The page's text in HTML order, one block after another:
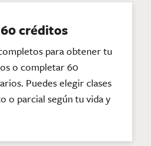
créditos
para obtener tu
o completar 60
Puedes elegir clases
o parcial según tu vida y